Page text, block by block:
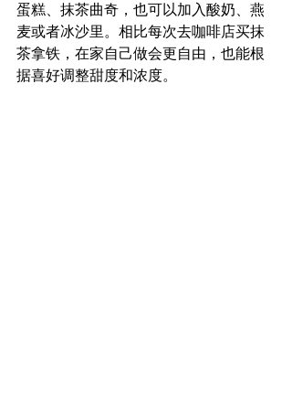
蛋糕、抹茶曲奇，也可以加入酸奶、燕
麦或者冰沙里。相比每次去咖啡店买抹
茶拿铁，在家自己做会更自由，也能根
据喜好调整甜度和浓度。